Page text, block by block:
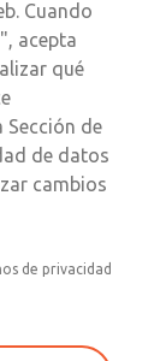
de Compra
conexión
Cuando
acepta
qué
Sección de
de datos
cambios
de privacidad